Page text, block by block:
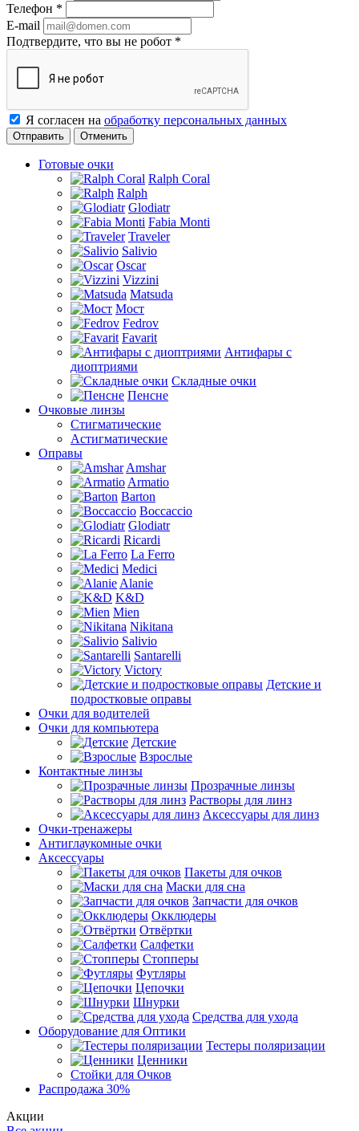
Телефон *
E-mail
Подтвердите, что вы не робот *
Я согласен на обработку персональных данных
Отменить
Готовые очки
Ralph Coral
Ralph
Glodiatr
Fabia Monti
Traveler
Salivio
Oscar
Vizzini
Matsuda
Мост
Fedrov
Favarit
Антифары с
диоптриями
Складные очки
Пенсне
Очковые линзы
Стигматические
Астигматические
Оправы
Amshar
Armatio
Barton
Boccaccio
Glodiatr
Ricardi
La Ferro
Medici
Alanie
K&D
Mien
Nikitana
Salivio
Santarelli
Victory
Детские и
подростковые оправы
Очки для водителей
Очки для компьютера
Детские
Взрослые
Контактные линзы
Прозрачные линзы
Растворы для линз
Аксессуары для линз
Очки-тренажеры
Антиглаукомные очки
Аксессуары
Пакеты для очков
Маски для сна
Запчасти для очков
Окклюдеры
Отвёртки
Салфетки
Стопперы
Футляры
Цепочки
Шнурки
Средства для ухода
Оборудование для Оптики
Тестеры поляризации
Ценники
Стойки для Очков
Распродажа 30%
Акции